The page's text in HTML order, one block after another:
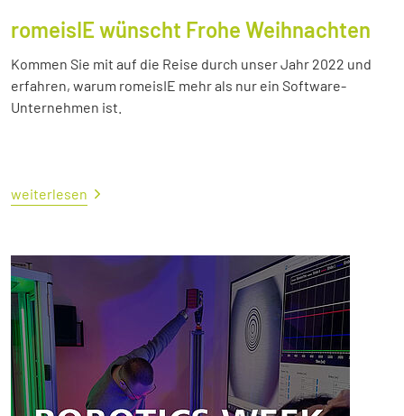
romeisIE wünscht Frohe Weihnachten
Kommen Sie mit auf die Reise durch unser Jahr 2022 und
erfahren, warum romeisIE mehr als nur ein Software-
Unternehmen ist.
weiterlesen